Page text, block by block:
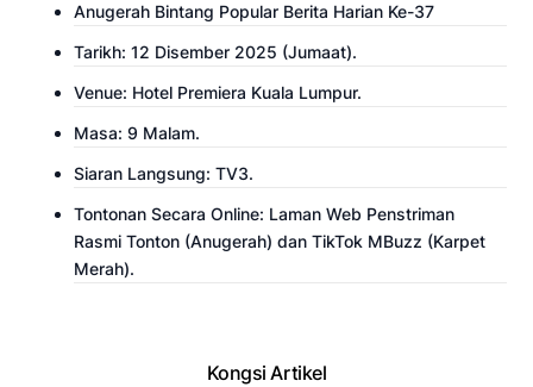
Anugerah Bintang Popular Berita Harian Ke-37
Tarikh: 12 Disember 2025 (Jumaat).
Venue: Hotel Premiera Kuala Lumpur.
Masa: 9 Malam.
Siaran Langsung: TV3.
Tontonan Secara Online: Laman Web Penstriman
Rasmi Tonton (Anugerah) dan TikTok MBuzz (Karpet
Merah).
Kongsi Artikel